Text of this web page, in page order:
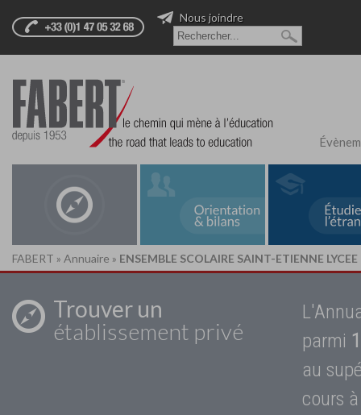
Nous joindre
FABERT » Annuaire » ENSEMBLE SCOLAIRE SAINT-ETIENNE
Trouver un
établissement privé
parmi
au
cours